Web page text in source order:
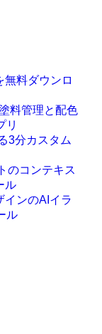
無料ダウンロ
料管理と配色
リ
3分カスタム
のコンテキス
ル
インのAIイラ
ル